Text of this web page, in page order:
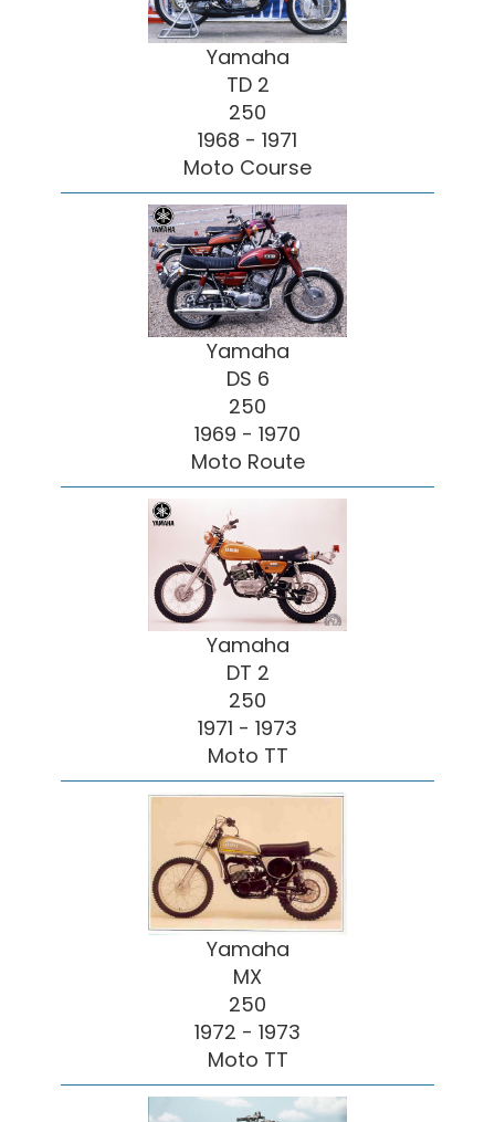
Yamaha
TD 2
250
1968 - 1971
Moto Course
Yamaha
DS 6
250
1969 - 1970
Moto Route
Yamaha
DT 2
250
1971 - 1973
Moto TT
Yamaha
MX
250
1972 - 1973
Moto TT